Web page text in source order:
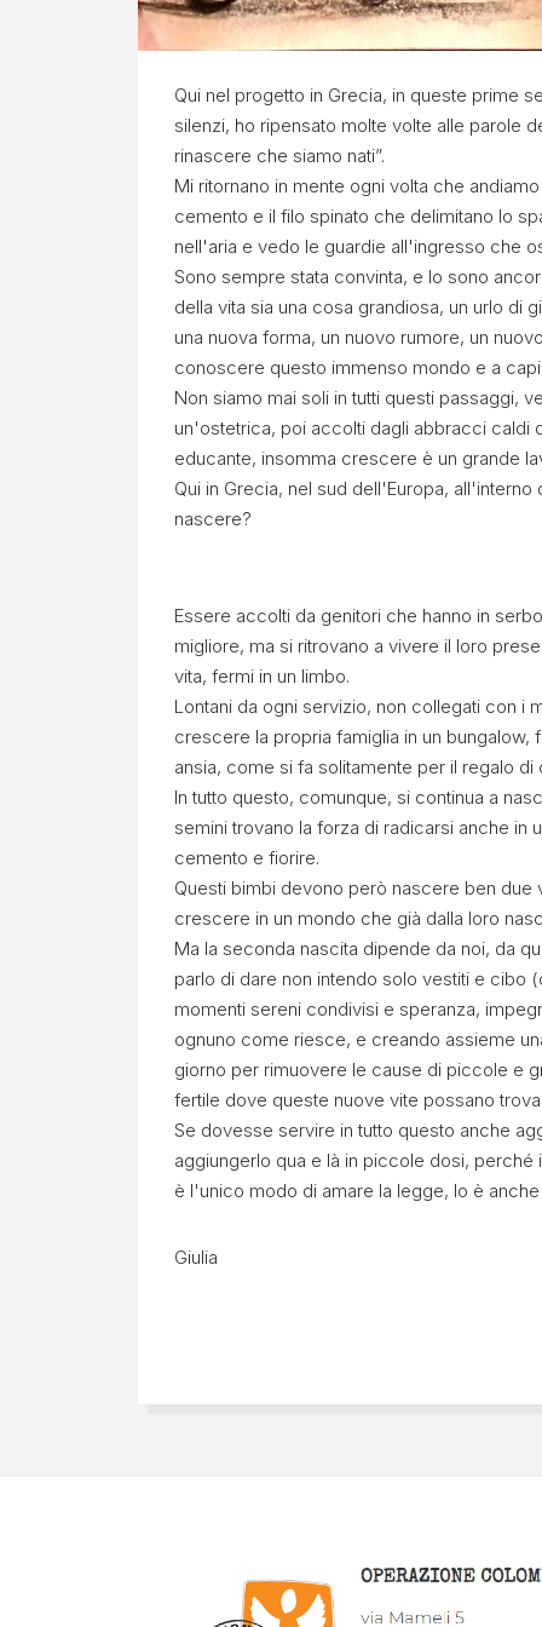
Qui nel progetto in Grecia, in queste prime
silenzi, ho ripensato molte volte alle parole
rinascere che siamo nati”.
Mi ritornano in mente ogni volta che
cemento e il filo spinato che delimitano lo
nell'aria e vedo le guardie all'ingresso che
Sono sempre stata convinta, e lo sono
della vita sia una cosa grandiosa, un urlo di
una nuova forma, un nuovo rumore, un
conoscere questo immenso mondo e a
Non siamo mai soli in tutti questi passaggi,
un'ostetrica, poi accolti dagli abbracci caldi
educante, insomma crescere è un grande
Qui in Grecia, nel sud dell'Europa,
nascere?
Essere accolti da genitori che hanno in
migliore, ma si ritrovano a vivere il loro
vita, fermi in un limbo.
Lontani da ogni servizio, non collegati con i
crescere la propria famiglia in un
ansia, come si fa solitamente per il regalo
In tutto questo, comunque, si continua a
semini trovano la forza di radicarsi anche
cemento e fiorire.
Questi bimbi devono però nascere ben
crescere in un mondo che già dalla loro
Ma la seconda nascita dipende da noi, da
parlo di dare non intendo solo vestiti e cibo
momenti sereni condivisi e speranza,
ognuno come riesce, e creando assieme
giorno per rimuovere le cause di piccole e
fertile dove queste nuove vite possano
Se dovesse servire in tutto questo anche
aggiungerlo qua e là in piccole dosi,
è l'unico modo di amare la legge, lo è
Giulia